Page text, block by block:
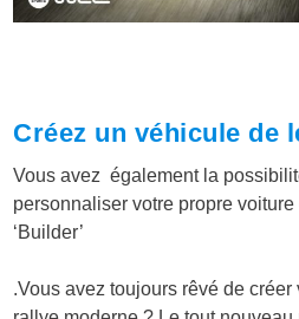
Créez un véhicule de
Vous avez également la
personnaliser votre propre
‘Builder’
.Vous avez toujours rêvé de